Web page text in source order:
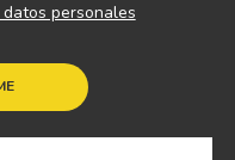
personales